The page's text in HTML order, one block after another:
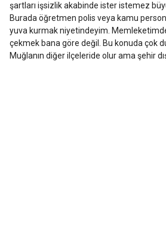
şartları işsizlik akabinde ister istemez
Burada öğretmen polis veya kamu
yuva kurmak niyetindeyim.
çekmek bana göre değil. Bu konuda çok
Muğlanın diğer ilçeleride olur ama şehir